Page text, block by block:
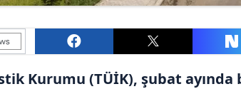
Kurumu (TÜİK), şubat ayında